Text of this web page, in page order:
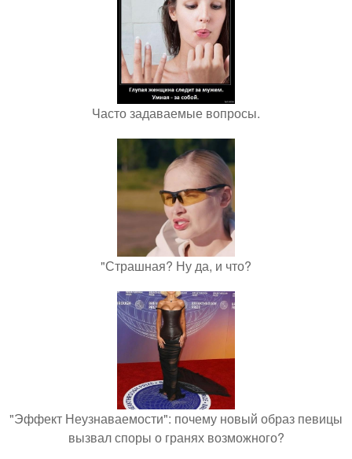
Часто задаваемые вопросы.
"Страшная? Ну да, и что?
"Эффект Неузнаваемости": почему новый образ певицы
вызвал споры о гранях возможного?